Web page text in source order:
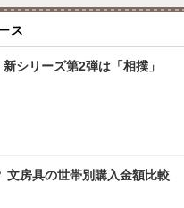
ス
シリーズ第2弾は「相撲」
文房具の世帯別購入金額比較